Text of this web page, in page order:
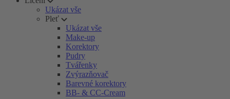
Ukázat vše
Pleť
Ukázat vše
Make-up
Korektory
Pudry
Tvářenky
Zvýrazňovač
Barevné korektory
BB- & CC-Cream